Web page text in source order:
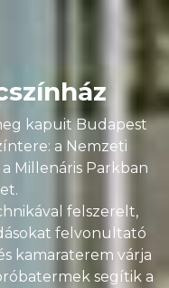
kapuit Budapest
a Nemzeti
Millenáris Parkban
felszerelt,
felvonultató
kamaraterem várja
segítik a